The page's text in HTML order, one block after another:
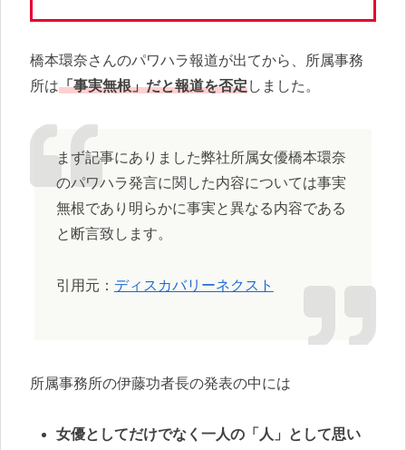
橋本環奈さんのパワハラ報道が出てから、所属事務
所は「事実無根」だと報道を否定しました。
まず記事にありました弊社所属女優橋本環奈
のパワハラ発言に関した内容については事実
無根であり明らかに事実と異なる内容である
と断言致します。
引用元： ディスカバリーネクスト
所属事務所の伊藤功者長の発表の中には
女優としてだけでなく一人の「人」として思い